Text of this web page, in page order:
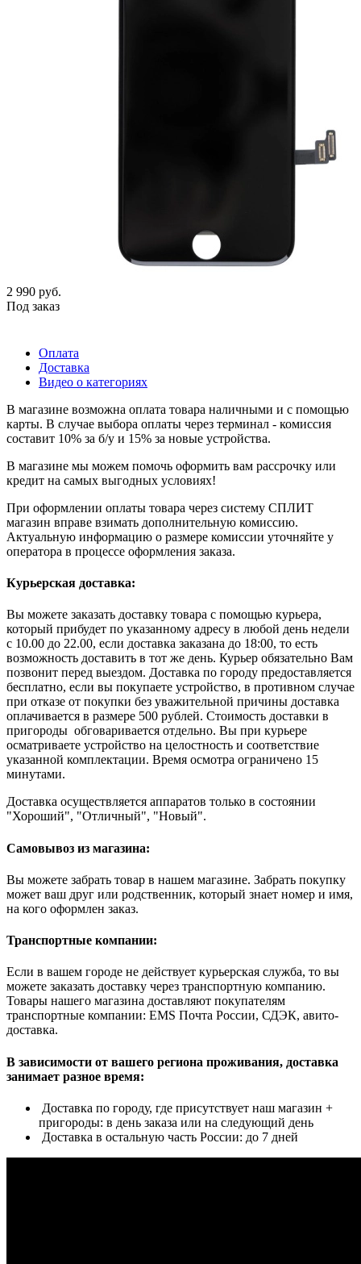
2 990 руб.
Под заказ
Оплата
Доставка
Видео о категориях
В магазине возможна оплата товара наличными и с помощью
карты. В случае выбора оплаты через терминал - комиссия
составит 10% за б/у и 15% за новые устройства.
В магазине мы можем помочь оформить вам рассрочку или
кредит на самых выгодных условиях!
При оформлении оплаты товара через систему СПЛИТ
магазин вправе взимать дополнительную комиссию.
Актуальную информацию о размере комиссии уточняйте у
оператора в процессе оформления заказа.
Курьерская доставка:
Вы можете заказать доставку товара с помощью курьера,
который прибудет по указанному адресу в любой день недели
с 10.00 до 22.00, если доставка заказана до 18:00, то есть
возможность доставить в тот же день. Курьер обязательно Вам
позвонит перед выездом. Доставка по городу предоставляется
бесплатно, если вы покупаете устройство, в противном случае
при отказе от покупки без уважительной причины доставка
оплачивается в размере 500 рублей. Стоимость доставки в
пригороды обговаривается отдельно. Вы при курьере
осматриваете устройство на целостность и соответствие
указанной комплектации. Время осмотра ограничено 15
минутами.
Доставка осуществляется аппаратов только в состоянии
"Хороший", "Отличный", "Новый".
Самовывоз из магазина:
Вы можете забрать товар в нашем магазине. Забрать покупку
может ваш друг или родственник, который знает номер и имя,
на кого оформлен заказ.
Транспортные компании:
Если в вашем городе не действует курьерская служба, то вы
можете заказать доставку через транспортную компанию.
Товары нашего магазина доставляют покупателям
транспортные компании: EMS Почта России, СДЭК, авито-
доставка.
В зависимости от вашего региона проживания, доставка
занимает разное время:
Доставка по городу, где присутствует наш магазин +
пригороды: в день заказа или на следующий день
Доставка в остальную часть России: до 7 дней